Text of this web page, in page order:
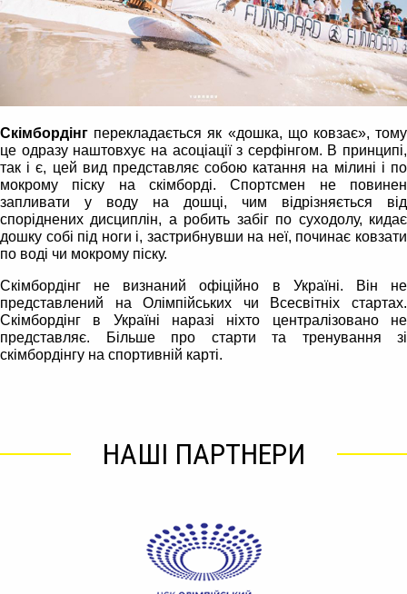
Скімбордінг перекладається як «дошка, що ковзає», тому
це одразу наштовхує на асоціації з серфінгом. В принципі,
так і є, цей вид представляє собою катання на мілині і по
мокрому піску на скімборді. Спортсмен не повинен
запливати у воду на дошці, чим відрізняється від
споріднених дисциплін, а робить забіг по суходолу, кидає
дошку собі під ноги і, застрибнувши на неї, починає ковзати
по воді чи мокрому піску.
Скімбордінг не визнаний офіційно в Україні. Він не
представлений на Олімпійських чи Всесвітніх стартах.
Скімбордінг в Україні наразі ніхто централізовано не
представляє. Більше про старти та тренування зі
скімбордінгу на спортивній карті.
НАШІ ПАРТНЕРИ